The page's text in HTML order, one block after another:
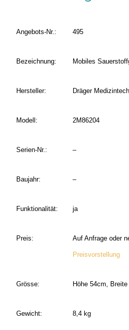
Angebots-Nr.: 495
Bezeichnung: Mobiles
Hersteller: Dräger
Modell: 2M86204
Serien-Nr.: –
Baujahr: –
Funktionalität: ja
Preis: Auf Anfrage oder
Preisvorstellung
Grösse: Höhe 54cm,
Gewicht: 8,4 kg